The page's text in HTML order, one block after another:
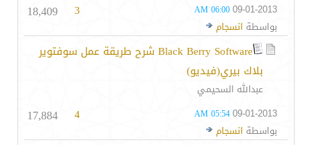
09-01-2013
06:00 AM
بواسطة انسجام
3
18,409
Black Berry Software شرح طريقة عمل سوفتوير
بلاك بيري(فيديو)
عبدالله السحيمي
09-01-2013
05:54 AM
بواسطة انسجام
4
17,884